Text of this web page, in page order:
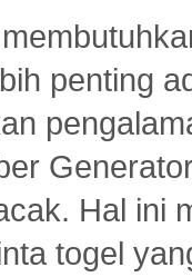
penting
Hal ini
togel